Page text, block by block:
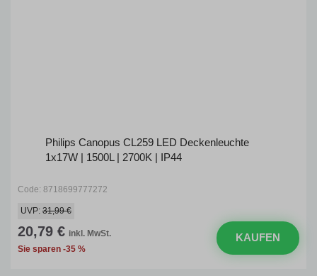
Philips Canopus CL259 LED Deckenleuchte
1x17W | 1500L | 2700K | IP44
Code: 8718699777272
UVP: 31,99 €
20,79 € inkl. MwSt.
Sie sparen -35 %
KAUFEN